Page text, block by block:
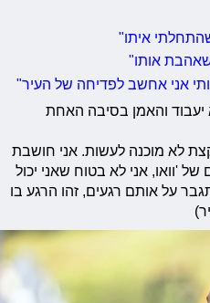
איתו"
אותו"
אני אחשב לפדיחה של העיר"
והאמן בסיבה האחת
לא מוכנה לעשות. אני חושבת
'וואו, אני לא בטוח שאני יכול
על אותם רגעים, זהו הרגע בו